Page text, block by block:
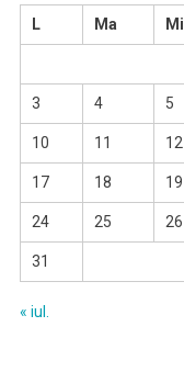
L
Ma Mi
3 4 5
10 11 12
17 18 19
24 25 26
31
« iul.